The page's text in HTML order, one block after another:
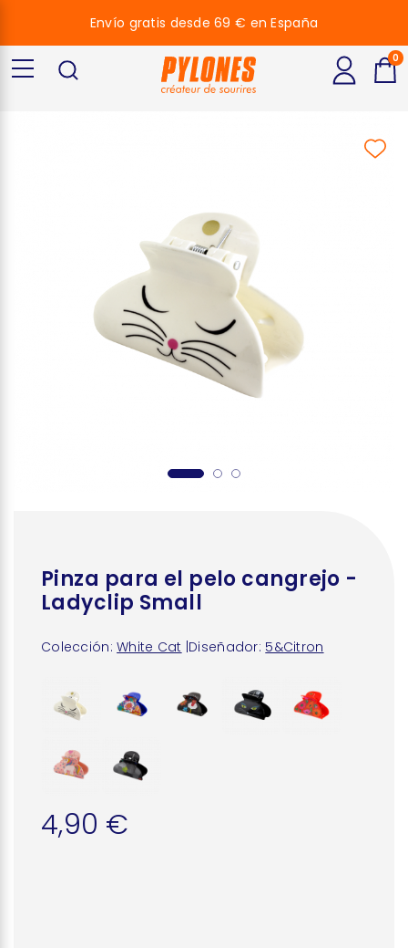
Pinza para el pelo cangrejo -
Ladyclip Small
Colección: White Cat Diseñador: 5&Citron
4,90 €
Envío gratis desde 69 € en España
0